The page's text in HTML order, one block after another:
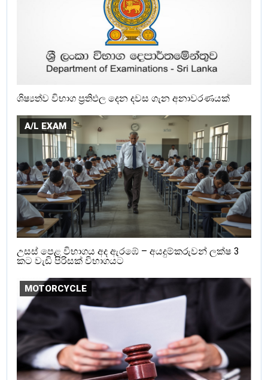
ශිෂ්‍යත්ව විභාග ප්‍රතිඵල දෙන දවස ගැන අනාවරණයක්
A/L EXAM
උසස් පෙළ විභාගය අද ඇරඹේ – අයදුම්කරුවන් ලක්ෂ 3
කට වැඩි පිරිසක් විභාගයට
MOTORCYCLE